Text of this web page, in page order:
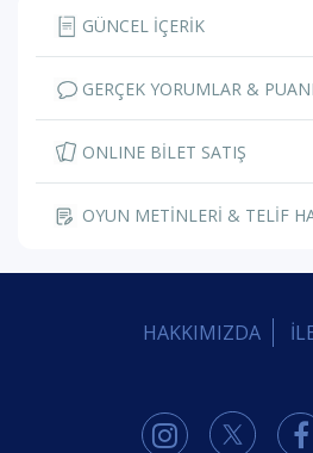
GÜNCEL İÇERİK
GERÇEK YORUMLAR &
ONLINE BİLET SATIŞ
OYUN METİNLERİ & TELİF
HAKKIMIZDA